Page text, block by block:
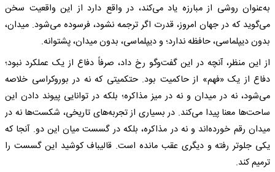
به‌عنوان روشی از مبارزه یاد می‌کند، در واقع دارد از این واقعیت سخن
می‌گوید که در جهان امروز، قدرت اگر ترجمه نشود، فرسوده می‌شود. میدان،
بدون دیپلماسی، حافظه ندارد؛ و دیپلماسی، بدون میدان، پشتوانه.
از این منظر، آنچه در این گفت‌وگو رخ داد، صرفاً دفاع از یک عملکرد نبود؛
دفاع از یک «فهم» از حاکمیت بود. حتکمیتی که نه در بوروکراسی خلاصه
می‌شود، نه در میدان و نه در میز مذاکره؛ بلکه در توانایی پیوند دادن این
ساحت‌ها معنا پیدا می‌کند. در بسیاری از تجربه‌های تاریخی، شکست‌ها نه در
میدان رقم خورده‌اند و نه در مذاکره، بلکه در گسست میان این دو. آنجا که
یکی جلوتر رفته و دیگری عقب مانده است. قالیباف کوشید این گسست را
ترمیم کند.